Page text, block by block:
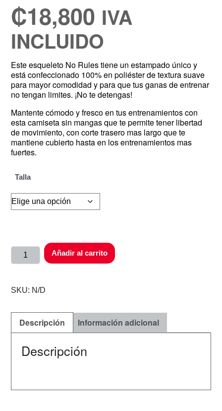
₡18,800 IVA
INCLUIDO
Este esqueleto No Rules tiene un estampado único y
está confeccionado 100% en poliéster de textura suave
para mayor comodidad y para que tus ganas de entrenar
no tengan limites. ¡No te detengas!
Mantente cómodo y fresco en tus entrenamientos con
esta camiseta sin mangas que te permite tener libertad
de movimiento, con corte trasero mas largo que te
mantiene cubierto hasta en los entrenamientos mas
fuertes.
Talla
Añadir al carrito
SKU: N/D
Descripción Información adicional
Descripción